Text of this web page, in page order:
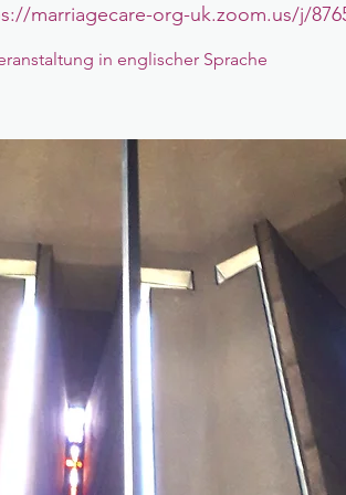
marriagecare-org-uk.zoom.us/j/
in englischer Sprache